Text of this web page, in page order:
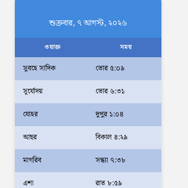
নাগরিকদের দায়িত্বশীল ভূমিকা
ব্যারিস্টার মীর হেলাল
কার্যকর উদ্যোগ নেয়ার আহ্বান
পার্বত্য প্রতিমন্ত্রীর
খুনের মামলায় গ্রেপ্তার তার স্বামী
শুক্রবার, ৭ আগস্ট, ২০২৬
ওয়াক্ত সময়
সুবহে সাদিক ভোর ৫:০৯
সূর্যোদয় ভোর ৬:৩১
যোহর দুপুর ১:০৪
আছর বিকাল ৪:২৯
মাগরিব সন্ধ্যা ৭:৩৮
এশা রাত ৮:৫৯